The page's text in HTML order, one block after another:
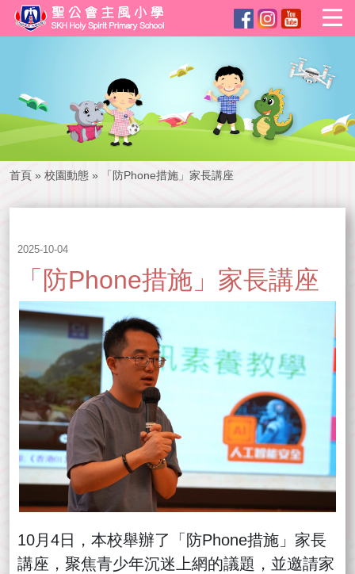
首頁 » 校園動態 » 「防Phone措施」家長講座
2025-10-04
「防Phone措施」家長講座
10月4日，本校舉辦了「防Phone措施」家長
講座，聚焦青少年沉迷上網的議題，並邀請家